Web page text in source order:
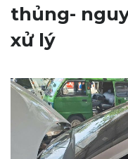
thủng-
xử lý